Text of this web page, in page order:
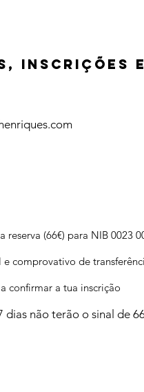
INSCRIÇÕES
reserva (66€) para NIB 0023
comprovativo de
confirmar a tua inscrição
dias não terão o sinal de